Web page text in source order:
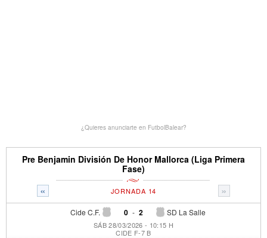
¿Quieres anunciarte en FutbolBalear?
Pre Benjamin División De Honor Mallorca (Liga Primera
Fase)
« »
JORNADA 14
Cide C.F. 0 - SD La Salle
2
SÁB 28/03/2026 - 10:15 H
CIDE F-7 B